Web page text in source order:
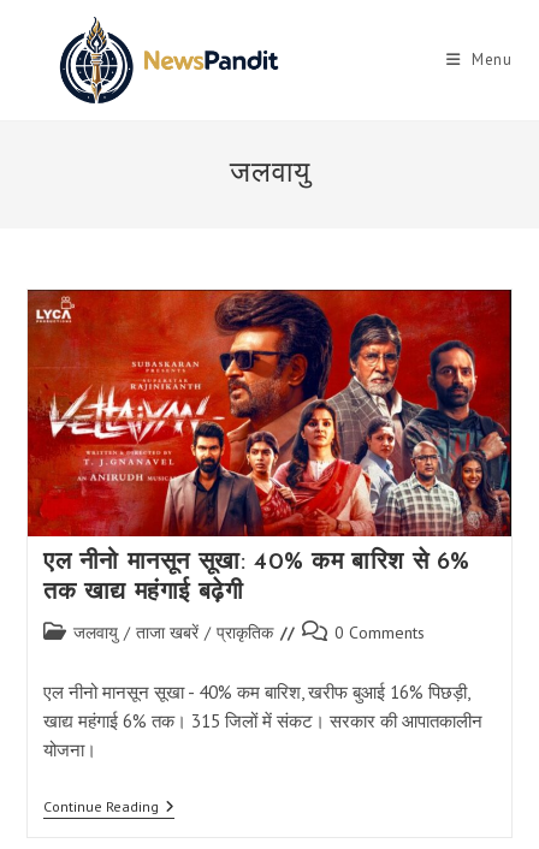
Menu
जलवायु
एल नीनो मानसून सूखा: 40% कम बारिश से 6%
तक खाद्य महंगाई बढ़ेगी
Post जलवायु / ताजा खबरें / प्राकृतिक
Post 0 Comments
एल नीनो मानसून सूखा - 40% कम बारिश, खरीफ बुआई 16% पिछड़ी,
खाद्य महंगाई 6% तक। 315 जिलों में संकट। सरकार की आपातकालीन
योजना।
Continue Readingएल
नीनो